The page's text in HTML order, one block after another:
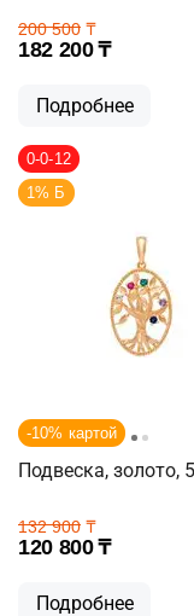
200 500 ₸
182 200 ₸
Подробнее
0-0-12
1% Б
-10% картой
Подвеска, золото,
132 900 ₸
120 800 ₸
Подробнее